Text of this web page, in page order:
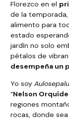
Florezco en el
de la
alimento para
estado
jardín no solo
pétalos de
desempeña un
Yo soy
“Nelson
regiones
rocas, donde